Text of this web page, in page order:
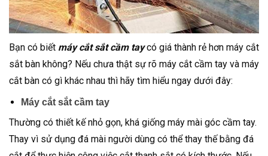
Bạn có biết máy cắt sắt cầm taycó giá thành rẻ hơn máy cắt
sắt bàn không? Nếu chưa thật sự rõ máy cắt cầm tay và máy
cắt bàn có gì khác nhau thì hãy tìm hiểu ngay dưới đây:
Máy cắt sắt cầm tay
Thường có thiết kế nhỏ gọn, khá giống máy mài góc cầm tay.
Thay vì sử dụng đá mài người dùng có thể thay thế bằng đá